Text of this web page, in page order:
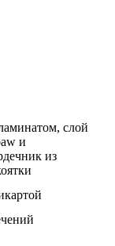
слой
и
из